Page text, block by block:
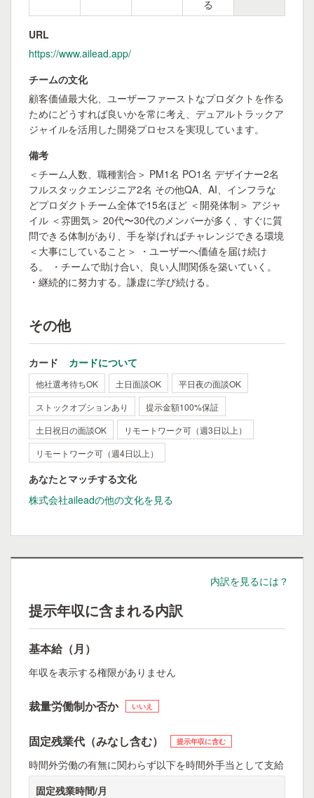
る
URL
https://www.ailead.app/
チームの文化
顧客価値最大化、ユーザーファーストなプロダクトを作る
ためにどうすれば良いかを常に考え、デュアルトラックア
ジャイルを活用した開発プロセスを実現しています。
備考
＜チーム人数、職種割合＞ PM1名 PO1名 デザイナー2名
フルスタックエンジニア2名 その他QA、AI、インフラな
どプロダクトチーム全体で15名ほど ＜開発体制＞ アジャ
イル ＜雰囲気＞ 20代〜30代のメンバーが多く、すぐに質
問できる体制があり、手を挙げればチャレンジできる環境
＜大事にしていること＞ ・ユーザーへ価値を届け続け
る。 ・チームで助け合い、良い人間関係を築いていく。
・継続的に努力する。謙虚に学び続ける。
その他
カード カードについて
他社選考待ちOK 土日面談OK
平日夜の面談OK
ストックオプションあり
提示金額100%保証
土日祝日の面談OK
リモートワーク可（週3日以上）
リモートワーク可（週4日以上）
あなたとマッチする文化
株式会社aileadの他の文化を見る
内訳を見るには？
提示年収に含まれる内訳
基本給（月）
年収を表示する権限がありません
裁量労働制か否か いいえ
固定残業代（みなし含む） 提示年収に含む
時間外労働の有無に関わらず以下を時間外手当として支給
固定残業時間/月